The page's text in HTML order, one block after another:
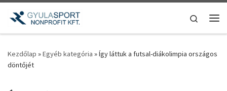
Teljes tartalom megjelenítése
Search
Kezdőlap »Egyéb kategória »Így láttuk a futsal-diákolimpia országos
döntőjét